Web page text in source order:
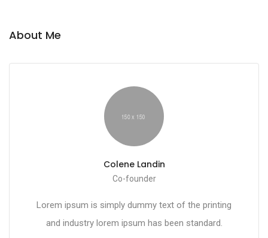
About Me
Colene Landin
Co-founder
Lorem ipsum is simply dummy text of the printing
and industry lorem ipsum has been standard.